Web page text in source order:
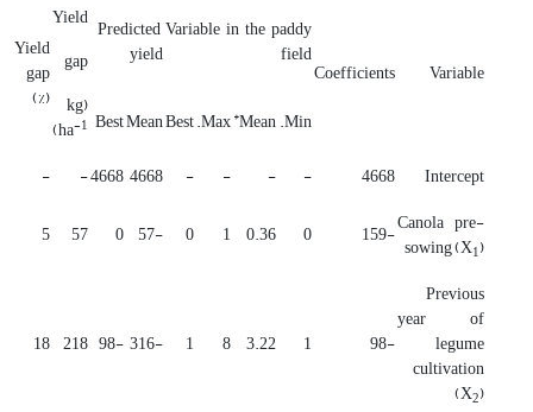
Variable
Coefficients
Variable in the paddy
field
Predicted
yield
Yield
gap
(kg
ha-1
)
Yield
gap
(%)
Min.
Mean
*
Max.
Best
Mean
Best
Intercept
4668
-
-
-
-
4668
4668
-
-
Canola pre-
sowing (X1)
-159
0
0.36
1
0
-57
0
57
5
Previous
year of
legume
cultivation
(X2)
-98
1
3.22
8
1
-316
-98
218
18